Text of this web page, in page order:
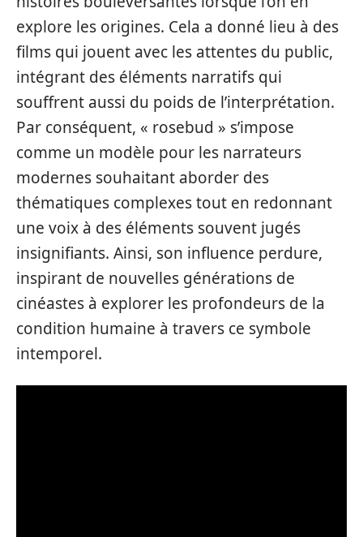
explore les origines. Cela a donné lieu à des
films qui jouent avec les attentes du public,
intégrant des éléments narratifs qui
souffrent aussi du poids de l’interprétation.
Par conséquent, « rosebud » s’impose
comme un modèle pour les narrateurs
modernes souhaitant aborder des
thématiques complexes tout en redonnant
une voix à des éléments souvent jugés
insignifiants. Ainsi, son influence perdure,
inspirant de nouvelles générations de
cinéastes à explorer les profondeurs de la
condition humaine à travers ce symbole
intemporel.